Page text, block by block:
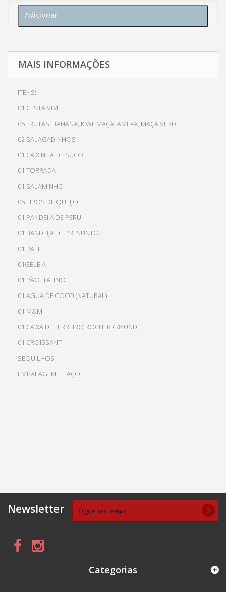
Adicionar
MAIS INFORMAÇÕES
ITENS:
01 CESTA VIME
05 FRUTAS: BANANA, KIWI, MAÇA, AMEXA, MAÇA VERDE
02 SALAGADINHOS
01 CAIXINHA DE SUCO
01 TORRADA
01 SALAMINHO
05 TIPOS DE QUEIJO
01 PANDEIJA DE PERU
01 BANDEIJA DE PRESUNTO
01 PATE
01GELEIA
01 PÃO ITALINO
01 AGUA DE COCO (NATURAL)
01 M&M
01 CAIXA DE FERREIRO ROCHER C/8 UND
01 CROISSANT
SEQUILHOS
EMBALAGEM + LAÇO
Newsletter
Categorias